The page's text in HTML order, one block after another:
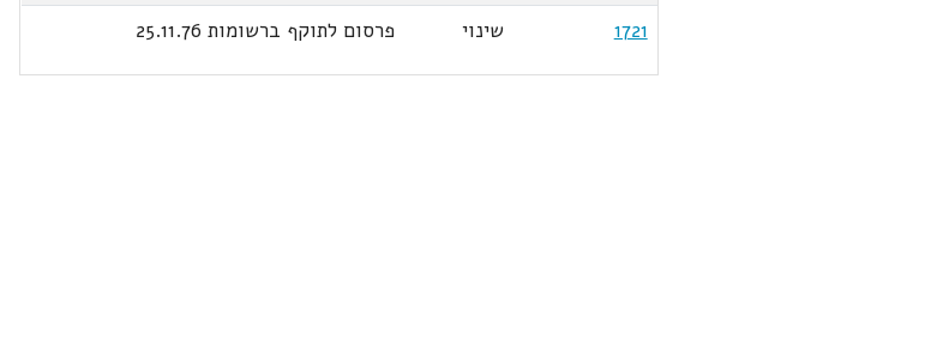
1721
שינוי פרסום לתוקף ברשומות 25.11.76